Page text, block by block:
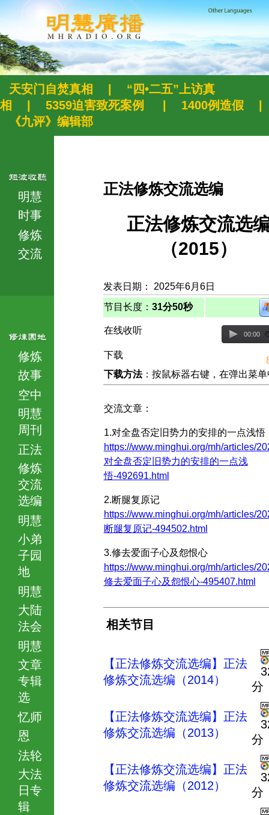
天安门自焚真相
“四•二五”上访真
相
5359迫害致死案例 1400例造假
《九评》编辑部
明慧
时事
修炼
交流
修炼
故事
空中
明慧
周刊
正法
修炼
交流
选编
明慧
小弟
子园
地
明慧
大陆
法会
明慧
文章
专辑
选
忆师
恩
法轮
大法
日专
辑
正法修炼交流选编
正法修炼交流选
（2015）
发表日期： 2025年6月6日
节目长度： 31分50秒
在线收听 00:00
下载
下载方法：按鼠标器右键，在弹出菜
交流文章：
1.对全盘否定旧势力的安排的一点浅悟
https://www.minghui.org/mh/articles/
对全盘否定旧势力的安排的一点浅
悟-492691.html
2.断腿复原记
https://www.minghui.org/mh/articles/
断腿复原记-494502.html
3.修去爱面子心及怨恨心
https://www.minghui.org/mh/articles/
修去爱面子心及怨恨心-495407.html
相关节目
【正法修炼交流选编】正法
修炼交流选编（2014）
分
【正法修炼交流选编】正法
修炼交流选编（2013）
分
【正法修炼交流选编】正法
修炼交流选编（2012）
分